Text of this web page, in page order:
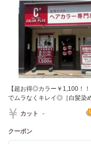
【超お得◎カラー￥1,100！
でムラなくキレイ◎［白髪染め
カット -
クーポン